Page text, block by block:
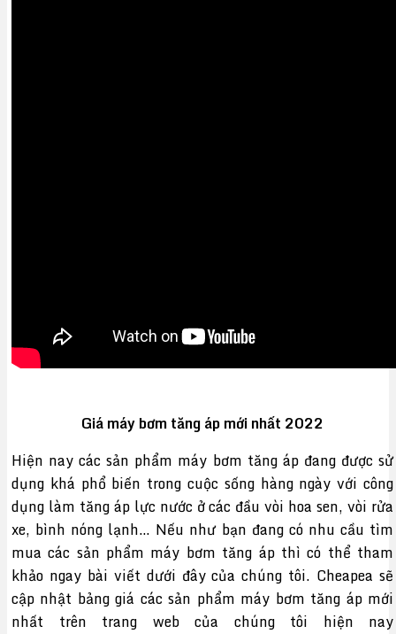
Giámáy bơm tăng áp mới nhất 2022
Hiện nay các sản phẩm máy bơm tăng áp đang được sử
dụng khá phổ biến trong cuộc sống hàng ngày với công
dụng làm tăng áp lực nước ở các đầu vòi hoa sen, vòi rửa
xe, bình nóng lạnh… Nếu như bạn đang có nhu cầu tìm
mua các sản phẩm máy bơm tăng áp thì có thể tham
khảo ngay bài viết dưới đây của chúng tôi. Cheapea sẽ
cập nhật bảng giá các sản phẩm máy bơm tăng áp mới
nhất trên trang web của chúng tôi hiện nay